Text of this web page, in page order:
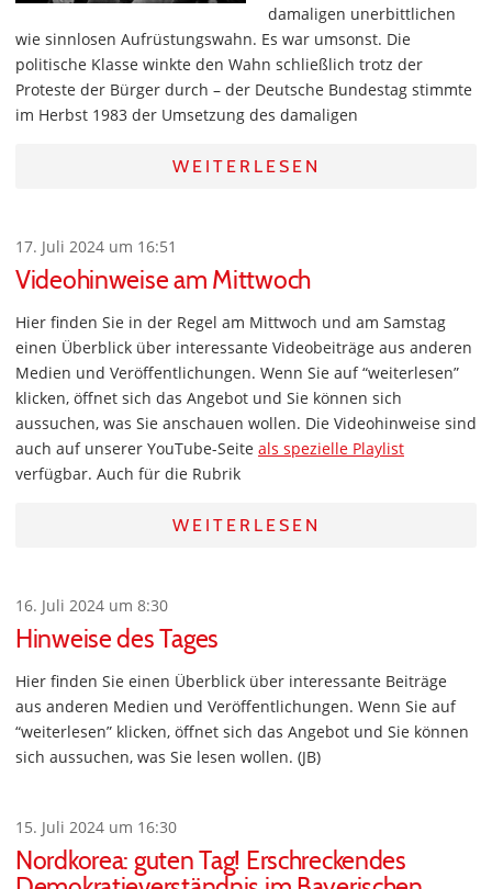
damaligen unerbittlichen
wie sinnlosen Aufrüstungswahn. Es war umsonst. Die
politische Klasse winkte den Wahn schließlich trotz der
Proteste der Bürger durch – der Deutsche Bundestag stimmte
im Herbst 1983 der Umsetzung des damaligen
WEITERLESEN
17. Juli 2024 um 16:51
Videohinweise am Mittwoch
Hier finden Sie in der Regel am Mittwoch und am Samstag
einen Überblick über interessante Videobeiträge aus anderen
Medien und Veröffentlichungen. Wenn Sie auf “weiterlesen”
klicken, öffnet sich das Angebot und Sie können sich
aussuchen, was Sie anschauen wollen. Die Videohinweise sind
auch auf unserer YouTube-Seite als spezielle Playlist
verfügbar. Auch für die Rubrik
WEITERLESEN
16. Juli 2024 um 8:30
Hinweise des Tages
Hier finden Sie einen Überblick über interessante Beiträge
aus anderen Medien und Veröffentlichungen. Wenn Sie auf
“weiterlesen” klicken, öffnet sich das Angebot und Sie können
sich aussuchen, was Sie lesen wollen. (JB)
15. Juli 2024 um 16:30
Nordkorea: guten Tag! Erschreckendes